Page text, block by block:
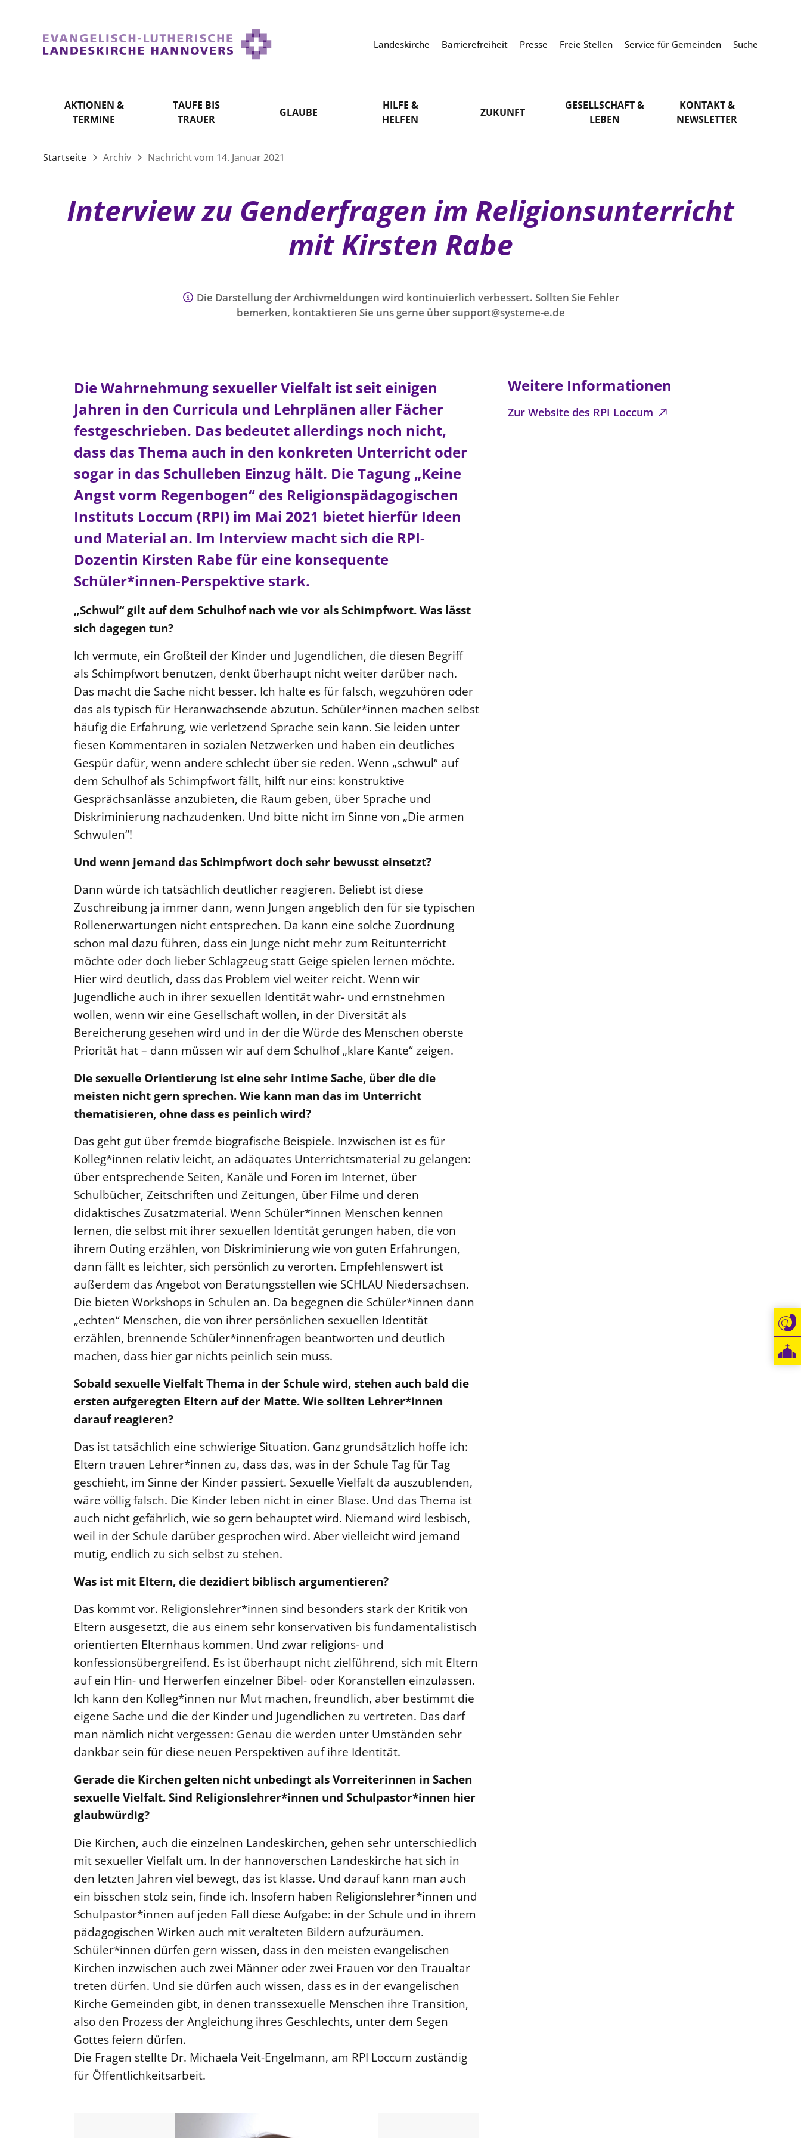
Landeskirche Barrierefreiheit Presse Freie Stellen Service für Gemeinden Suche
AKTIONEN &
TERMINE
TAUFE BIS
TRAUER
GLAUBE
HILFE &
HELFEN
ZUKUNFT
GESELLSCHAFT &
LEBEN
KONTAKT &
NEWSLETTER
Startseite Archiv Nachricht vom 14. Januar 2021
Interview zu Genderfragen im Religionsunterricht
mit Kirsten Rabe
Die Darstellung der Archivmeldungen wird kontinuierlich verbessert. Sollten Sie Fehler
bemerken, kontaktieren Sie uns gerne über support@systeme-e.de
Die Wahrnehmung sexueller Vielfalt ist seit einigen
Jahren in den Curricula und Lehrplänen aller Fächer
festgeschrieben. Das bedeutet allerdings noch nicht,
dass das Thema auch in den konkreten Unterricht oder
sogar in das Schulleben Einzug hält. Die Tagung „Keine
Angst vorm Regenbogen“ des Religionspädagogischen
Instituts Loccum (RPI) im Mai 2021 bietet hierfür Ideen
und Material an. Im Interview macht sich die RPI-
Dozentin Kirsten Rabe für eine konsequente
Schüler*innen-Perspektive stark.
„Schwul“ gilt auf dem Schulhof nach wie vor als Schimpfwort. Was lässt
sich dagegen tun?
Ich vermute, ein Großteil der Kinder und Jugendlichen, die diesen Begriff
als Schimpfwort benutzen, denkt überhaupt nicht weiter darüber nach.
Das macht die Sache nicht besser. Ich halte es für falsch, wegzuhören oder
das als typisch für Heranwachsende abzutun. Schüler*innen machen selbst
häufig die Erfahrung, wie verletzend Sprache sein kann. Sie leiden unter
fiesen Kommentaren in sozialen Netzwerken und haben ein deutliches
Gespür dafür, wenn andere schlecht über sie reden. Wenn „schwul“ auf
dem Schulhof als Schimpfwort fällt, hilft nur eins: konstruktive
Gesprächsanlässe anzubieten, die Raum geben, über Sprache und
Diskriminierung nachzudenken. Und bitte nicht im Sinne von „Die armen
Schwulen“!
Und wenn jemand das Schimpfwort doch sehr bewusst einsetzt?
Dann würde ich tatsächlich deutlicher reagieren. Beliebt ist diese
Zuschreibung ja immer dann, wenn Jungen angeblich den für sie typischen
Rollenerwartungen nicht entsprechen. Da kann eine solche Zuordnung
schon mal dazu führen, dass ein Junge nicht mehr zum Reitunterricht
möchte oder doch lieber Schlagzeug statt Geige spielen lernen möchte.
Hier wird deutlich, dass das Problem viel weiter reicht. Wenn wir
Jugendliche auch in ihrer sexuellen Identität wahr- und ernstnehmen
wollen, wenn wir eine Gesellschaft wollen, in der Diversität als
Bereicherung gesehen wird und in der die Würde des Menschen oberste
Priorität hat – dann müssen wir auf dem Schulhof „klare Kante“ zeigen.
Die sexuelle Orientierung ist eine sehr intime Sache, über die die
meisten nicht gern sprechen. Wie kann man das im Unterricht
thematisieren, ohne dass es peinlich wird?
Das geht gut über fremde biografische Beispiele. Inzwischen ist es für
Kolleg*innen relativ leicht, an adäquates Unterrichtsmaterial zu gelangen:
über entsprechende Seiten, Kanäle und Foren im Internet, über
Schulbücher, Zeitschriften und Zeitungen, über Filme und deren
didaktisches Zusatzmaterial. Wenn Schüler*innen Menschen kennen
lernen, die selbst mit ihrer sexuellen Identität gerungen haben, die von
ihrem Outing erzählen, von Diskriminierung wie von guten Erfahrungen,
dann fällt es leichter, sich persönlich zu verorten. Empfehlenswert ist
außerdem das Angebot von Beratungsstellen wie SCHLAU Niedersachsen.
Die bieten Workshops in Schulen an. Da begegnen die Schüler*innen dann
„echten“ Menschen, die von ihrer persönlichen sexuellen Identität
erzählen, brennende Schüler*innenfragen beantworten und deutlich
machen, dass hier gar nichts peinlich sein muss.
Sobald sexuelle Vielfalt Thema in der Schule wird, stehen auch bald die
ersten aufgeregten Eltern auf der Matte. Wie sollten Lehrer*innen
darauf reagieren?
Das ist tatsächlich eine schwierige Situation. Ganz grundsätzlich hoffe ich:
Eltern trauen Lehrer*innen zu, dass das, was in der Schule Tag für Tag
geschieht, im Sinne der Kinder passiert. Sexuelle Vielfalt da auszublenden,
wäre völlig falsch. Die Kinder leben nicht in einer Blase. Und das Thema ist
auch nicht gefährlich, wie so gern behauptet wird. Niemand wird lesbisch,
weil in der Schule darüber gesprochen wird. Aber vielleicht wird jemand
mutig, endlich zu sich selbst zu stehen.
Was ist mit Eltern, die dezidiert biblisch argumentieren?
Das kommt vor. Religionslehrer*innen sind besonders stark der Kritik von
Eltern ausgesetzt, die aus einem sehr konservativen bis fundamentalistisch
orientierten Elternhaus kommen. Und zwar religions- und
konfessionsübergreifend. Es ist überhaupt nicht zielführend, sich mit Eltern
auf ein Hin- und Herwerfen einzelner Bibel- oder Koranstellen einzulassen.
Ich kann den Kolleg*innen nur Mut machen, freundlich, aber bestimmt die
eigene Sache und die der Kinder und Jugendlichen zu vertreten. Das darf
man nämlich nicht vergessen: Genau die werden unter Umständen sehr
dankbar sein für diese neuen Perspektiven auf ihre Identität.
Gerade die Kirchen gelten nicht unbedingt als Vorreiterinnen in Sachen
sexuelle Vielfalt. Sind Religionslehrer*innen und Schulpastor*innen hier
glaubwürdig?
Die Kirchen, auch die einzelnen Landeskirchen, gehen sehr unterschiedlich
mit sexueller Vielfalt um. In der hannoverschen Landeskirche hat sich in
den letzten Jahren viel bewegt, das ist klasse. Und darauf kann man auch
ein bisschen stolz sein, finde ich. Insofern haben Religionslehrer*innen und
Schulpastor*innen auf jeden Fall diese Aufgabe: in der Schule und in ihrem
pädagogischen Wirken auch mit veralteten Bildern aufzuräumen.
Schüler*innen dürfen gern wissen, dass in den meisten evangelischen
Kirchen inzwischen auch zwei Männer oder zwei Frauen vor den Traualtar
treten dürfen. Und sie dürfen auch wissen, dass es in der evangelischen
Kirche Gemeinden gibt, in denen transsexuelle Menschen ihre Transition,
also den Prozess der Angleichung ihres Geschlechts, unter dem Segen
Gottes feiern dürfen.
Die Fragen stellte Dr. Michaela Veit-Engelmann, am RPI Loccum zuständig
für Öffentlichkeitsarbeit.
Weitere Informationen
Zur Website des RPI Loccum